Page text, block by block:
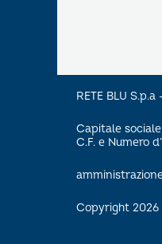
RETE BLU
Capitale
C.F. e Numero
Copyright 2026